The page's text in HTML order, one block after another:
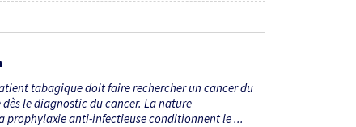
tabagique doit faire rechercher un cancer du
le diagnostic du cancer. La nature
prophylaxie anti-infectieuse conditionnent le ...